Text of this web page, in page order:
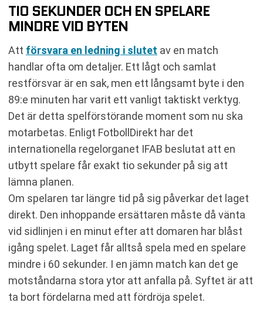
TIO SEKUNDER OCH EN SPELARE
MINDRE VID BYTEN
Att försvara en ledning i slutet av en match
handlar ofta om detaljer. Ett lågt och samlat
restförsvar är en sak, men ett långsamt byte i den
89:e minuten har varit ett vanligt taktiskt verktyg.
Det är detta spelförstörande moment som nu ska
motarbetas. Enligt FotbollDirekt har det
internationella regelorganet IFAB beslutat att en
utbytt spelare får exakt tio sekunder på sig att
lämna planen.
Om spelaren tar längre tid på sig påverkar det laget
direkt. Den inhoppande ersättaren måste då vänta
vid sidlinjen i en minut efter att domaren har blåst
igång spelet. Laget får alltså spela med en spelare
mindre i 60 sekunder. I en jämn match kan det ge
motståndarna stora ytor att anfalla på. Syftet är att
ta bort fördelarna med att fördröja spelet.